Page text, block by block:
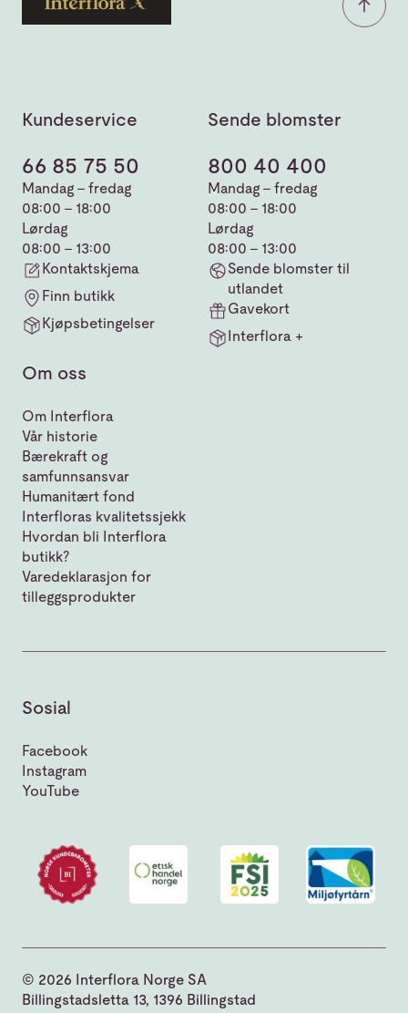
Kundeservice
66 85 75 50
Mandag - fredag
08:00 - 18:00
Lørdag
08:00 - 13:00
Kontaktskjema
Finn butikk
Kjøpsbetingelser
Sende blomster
800 40 400
Mandag - fredag
08:00 - 18:00
Lørdag
08:00 - 13:00
Sende blomster til
utlandet
Gavekort
Interflora +
Om oss
Om Interflora
Vår historie
Bærekraft og
samfunnsansvar
Humanitært fond
Interfloras kvalitetssjekk
Hvordan bli Interflora
butikk?
Varedeklarasjon for
tilleggsprodukter
Sosial
Facebook
Instagram
YouTube
© 2026 Interflora Norge SA
Billingstadsletta 13, 1396 Billingstad